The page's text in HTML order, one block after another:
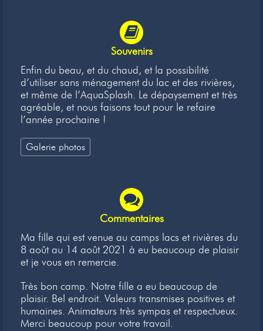
Souvenirs
Enfin du beau, et du chaud, et la possibilité
d’utiliser sans ménagement du lac et des rivières,
et même de l’AquaSplash. Le dépaysement et très
agréable, et nous faisons tout pour le refaire
l’année prochaine !
Galerie photos
Commentaires
Ma fille qui est venue au camps lacs et rivières du
8 août au 14 août 2021 à eu beaucoup de plaisir
et je vous en remercie.
Très bon camp. Notre fille a eu beaucoup de
plaisir. Bel endroit. Valeurs transmises positives et
humaines. Animateurs très sympas et respectueux.
Merci beaucoup pour votre travail.